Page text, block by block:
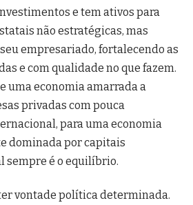
e tem ativos para
não estratégicas, mas
empresariado, fortalecendo as
e com qualidade no que fazem.
uma economia amarrada a
privadas com pouca
para uma economia
dominada por capitais
sempre é o equilíbrio.
vontade política determinada.